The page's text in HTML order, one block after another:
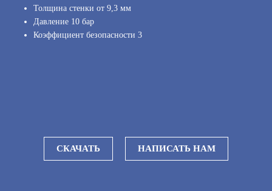
Толщина стенки от 9,3 мм
Давление 10 бар
Коэффициент безопасности 3
СКАЧАТЬ НАПИСАТЬ НАМ